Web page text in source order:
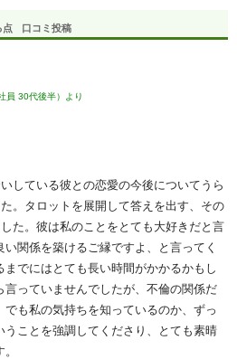
点 口コミ投稿
員 30代後半）より
している彼との恋愛の今後についてうら
。タロットを展開して答えを出す、その
た。彼は私のことをとても大好きだと言
関係を築けるご縁ですよ、と言ってく
でにはとても長い時間がかかるかもし
っていませんでしたが、不倫の関係だ
も私の気持ちを知っているのか、ずっ
うことを強調してくださり、とても素晴